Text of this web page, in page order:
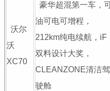
沃尔
沃
XC70
豪华超混第一车，可
油可电可增程，
212km纯电续航，iF
双料设计大奖，
CLEANZONE清洁驾
驶舱